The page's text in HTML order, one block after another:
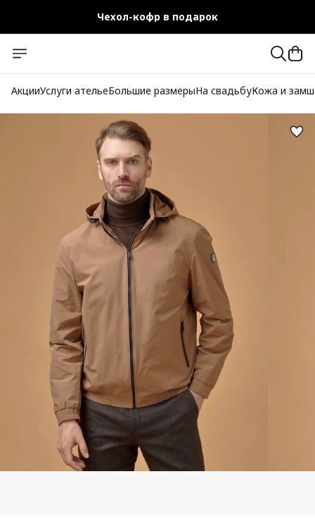
Чехол-кофр в подарок
Бесплатная доставка при заказе от 10 000 руб.
АкцииУслуги ательеБольшие размерыНа свадьбуКожа и